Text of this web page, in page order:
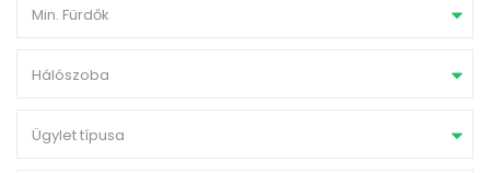
Min. Fürdők
Hálószoba
Ügylet típusa